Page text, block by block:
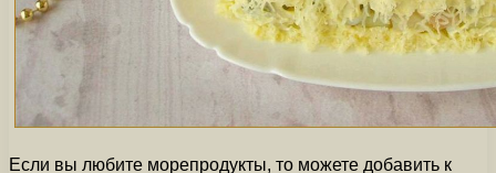
Если вы любите морепродукты, то можете добавить к